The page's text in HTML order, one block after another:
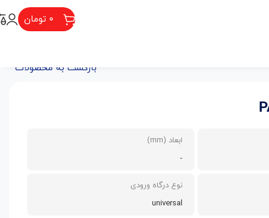
۰ تومان
بازگشت به محصولات
ابعاد (mm)
-
نوع درگاه ورودی
universal